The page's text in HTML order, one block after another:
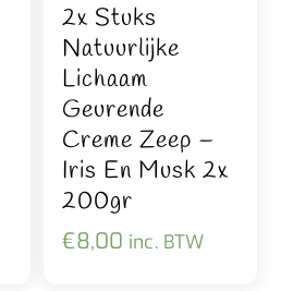
2x Stuks
Natuurlijke
Lichaam
Geurende
Creme Zeep –
Iris En Musk 2x
200gr
€8,00 inc. BTW